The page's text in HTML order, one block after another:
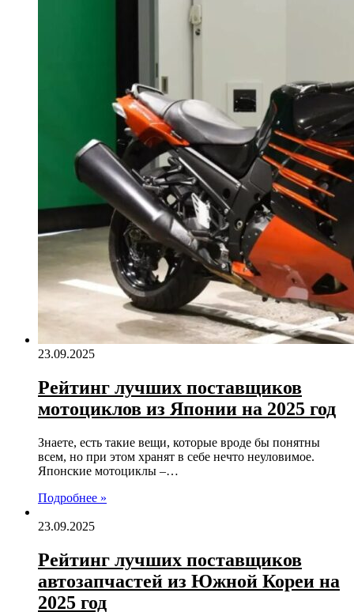
23.09.2025
Рейтинг лучших поставщиков
мотоциклов из Японии на 2025 год
Знаете, есть такие вещи, которые вроде бы понятны
всем, но при этом хранят в себе нечто неуловимое.
Японские мотоциклы –…
Подробнее »
23.09.2025
Рейтинг лучших поставщиков
автозапчастей из Южной Кореи на
2025 год